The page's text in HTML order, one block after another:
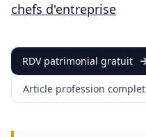
chefs d'entreprise
RDV patrimonial gratuit
Article profession complet